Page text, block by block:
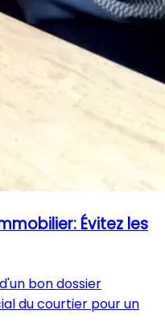
Évitez les
bon dossier
du courtier pour un